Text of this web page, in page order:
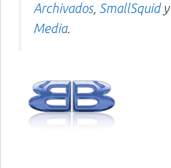
Archivados, SmallSquidy
Media.